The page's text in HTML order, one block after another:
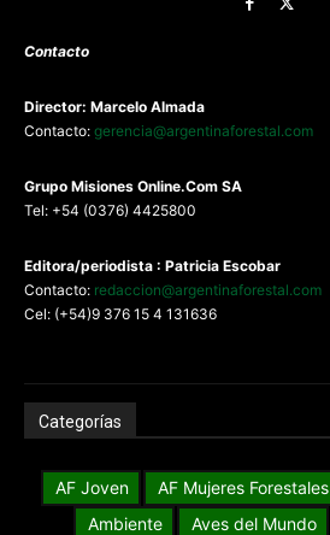
Contacto
Director: Marcelo Almada
Contacto: gerencia@argentinaforestal.com
Grupo Misiones Online.Com SA
Tel: +54 (0376) 4425800
Editora/periodista : Patricia Escobar
Contacto: redaccion@argentinaforestal.com
Cel: (+54)9 376 15 4 131636
Categorías
AF Joven AF Mujeres Forestales
Ambiente
Aves del Mundo